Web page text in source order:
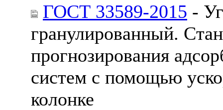
ГОСТ 33589-2015 -
гранулированный.
прогнозирования
систем с помощью
колонке